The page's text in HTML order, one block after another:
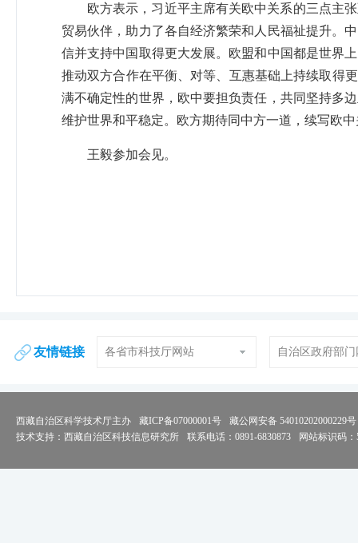
欧方表示，习近平主席有关欧中关系的三点主
贸易伙伴，助力了各自经济繁荣和人民福祉提升。
信并支持中国取得更大发展。欧盟和中国都是世界
推动双方合作在平衡、对等、互惠基础上持续取得
满不确定性的世界，欧中要担负责任，共同坚持多
维护世界和平稳定。欧方期待同中方一道，续写欧
王毅参加会见。
友情链接 各省市科技厅网站 自治区政府部
西藏自治区科学技术厅主办 藏ICP备07000001号
藏公网安备 54010202000229号
技术支持：西藏自治区科技信息研究所
联系电话：0891-6830873 网站标识码：